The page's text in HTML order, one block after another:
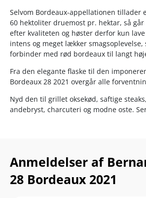
Selvom Bordeaux-appellationen tillader
60 hektoliter druemost pr. hektar, så
efter kvaliteten og høster derfor kun
intens og meget lækker
forbinder med rød bordeaux til langt
Fra den elegante flaske til den
Bordeaux 28 2021 overgår alle
Nyd den til grillet oksekød, saftige
andebryst, charcuteri og modne oste.
Anmeldelser af
28 Bordeaux 2021